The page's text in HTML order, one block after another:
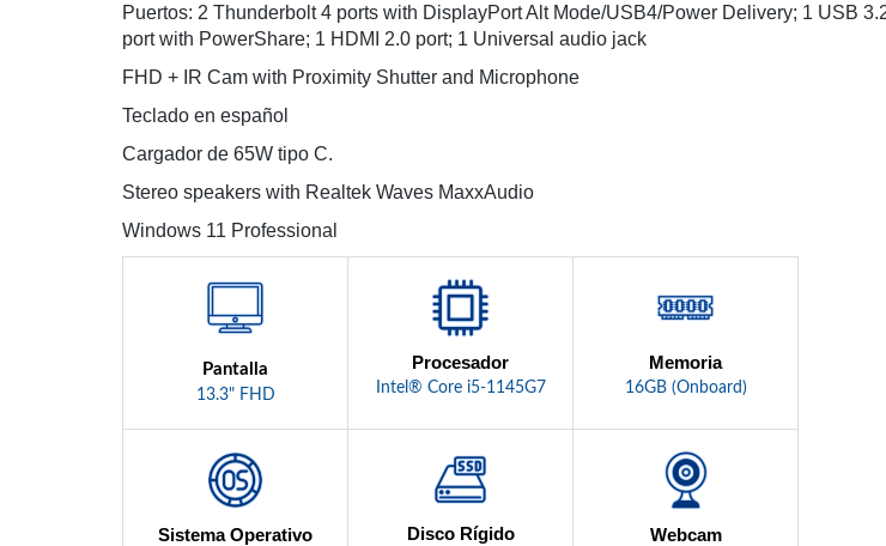
Puertos: 2 Thunderbolt 4 ports with DisplayPort Alt Mode/USB4/Power Delivery; 1 USB
port with PowerShare; 1 HDMI 2.0 port; 1 Universal audio jack
FHD + IR Cam with Proximity Shutter and Microphone
Teclado en español
Cargador de 65W tipo C.
Stereo speakers with Realtek Waves MaxxAudio
Windows 11 Professional
Pantalla
13.3" FHD
Procesador
Intel® Core i5-1145G7
Memoria
16GB (Onboard)
Sistema Operativo Disco Rígido Webcam